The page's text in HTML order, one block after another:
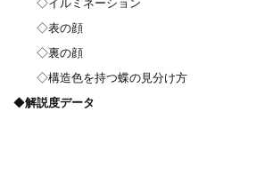
◇イルミネーション
◇表の顔
◇裏の顔
◇構造色を持つ蝶の見分け方
◆解説度データ